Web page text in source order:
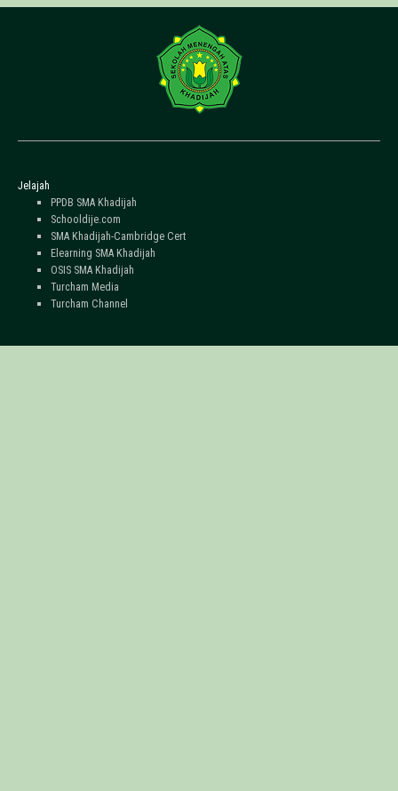
Jelajah
PPDB SMA Khadijah
Schooldije.com
SMA Khadijah-Cambridge Cert
Elearning SMA Khadijah
OSIS SMA Khadijah
Turcham Media
Turcham Channel